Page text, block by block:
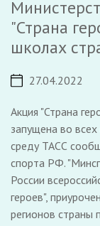
"Страна
школах
27.04.2022
Акция "Страна
запущена во
среду ТАСС
спорта РФ.
России
героев",
регионов страны